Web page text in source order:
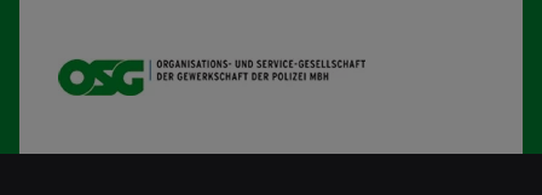
OSG